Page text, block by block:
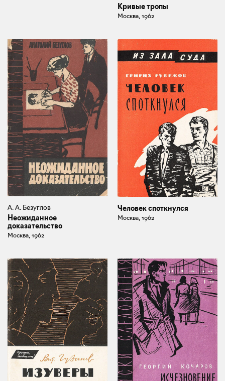
Кривые тропы
Москва, 1962
А. А. Безуглов
Неожиданное
доказательство
Москва, 1962
Человек споткнулся
Москва, 1962